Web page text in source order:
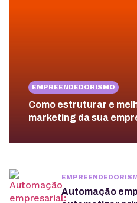
EMPREENDEDORISMO
Como estruturar e
marketing da sua
Automação